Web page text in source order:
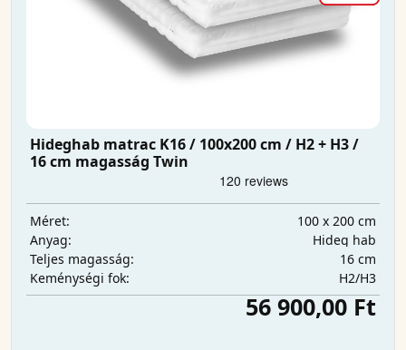
Hideghab matrac K16 / 100x200 cm / H2 + H3 /
16 cm magasság Twin
Méret:
100 x 200 cm
Anyag:
Hideg hab
Teljes magasság:
16 cm
Keménységi fok:
H2/H3
56 900,00 Ft